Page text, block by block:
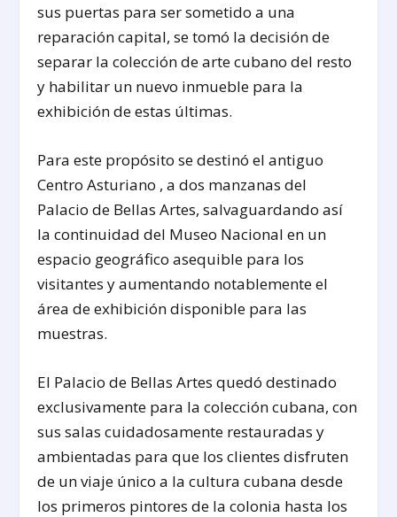
sus puertas para ser sometido a una
reparación capital, se tomó la decisión de
separar la colección de arte cubano del resto
y habilitar un nuevo inmueble para la
exhibición de estas últimas.
Para este propósito se destinó el antiguo
Centro Asturiano , a dos manzanas del
Palacio de Bellas Artes, salvaguardando así
la continuidad del Museo Nacional en un
espacio geográfico asequible para los
visitantes y aumentando notablemente el
área de exhibición disponible para las
muestras.
El Palacio de Bellas Artes quedó destinado
exclusivamente para la colección cubana, con
sus salas cuidadosamente restauradas y
ambientadas para que los clientes disfruten
de un viaje único a la cultura cubana desde
los primeros pintores de la colonia hasta los